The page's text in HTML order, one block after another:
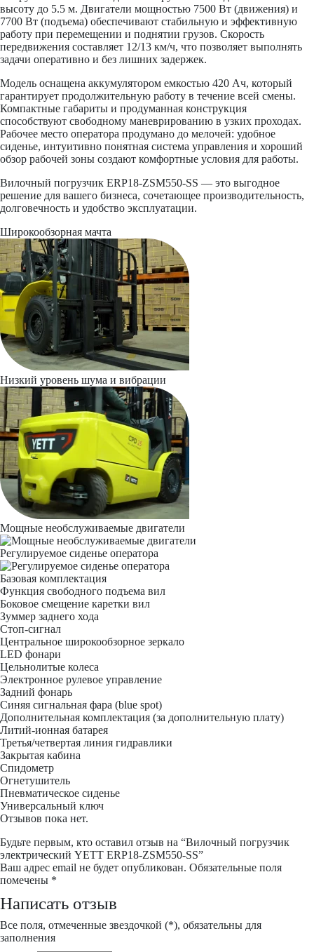
высоту до 5.5 м. Двигатели мощностью 7500 Вт (движения) и
7700 Вт (подъема) обеспечивают стабильную и эффективную
работу при перемещении и поднятии грузов. Скорость
передвижения составляет 12/13 км/ч, что позволяет выполнять
задачи оперативно и без лишних задержек.
Модель оснащена аккумулятором емкостью 420 Ач, который
гарантирует продолжительную работу в течение всей смены.
Компактные габариты и продуманная конструкция
способствуют свободному маневрированию в узких проходах.
Рабочее место оператора продумано до мелочей: удобное
сиденье, интуитивно понятная система управления и хороший
обзор рабочей зоны создают комфортные условия для работы.
Вилочный погрузчик ERP18-ZSM550-SS — это выгодное
решение для вашего бизнеса, сочетающее производительность,
долговечность и удобство эксплуатации.
Широкообзорная мачта
Низкий уровень шума и вибрации
Мощные необслуживаемые двигатели
Регулируемое сиденье оператора
Базовая комплектация
Функция свободного подъема вил
Боковое смещение каретки вил
Зуммер заднего хода
Стоп-сигнал
Центральное широкообзорное зеркало
LED фонари
Цельнолитые колеса
Электронное рулевое управление
Задний фонарь
Синяя сигнальная фара (blue spot)
Дополнительная комплектация (за дополнительную плату)
Литий-ионная батарея
Третья/четвертая линия гидравлики
Закрытая кабина
Спидометр
Огнетушитель
Пневматическое сиденье
Универсальный ключ
Отзывов пока нет.
Будьте первым, кто оставил отзыв на “Вилочный погрузчик
электрический YETT ERP18-ZSM550-SS”
Ваш адрес email не будет опубликован. Обязательные поля
помечены *
Написать отзыв
Все поля, отмеченные звездочкой (*), обязательны для
заполнения